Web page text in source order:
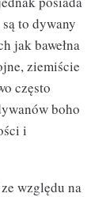
to dywany
jak bawełna
ziemiście
często
boho
i
względu na